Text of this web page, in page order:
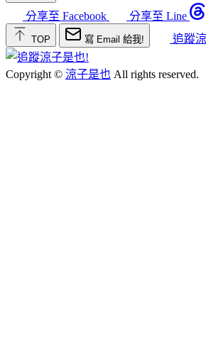
分享至 Facebook 分享至 Line
TOP 寫 Email 給我! 追蹤
Copyright © 涼子是也 All rights reserved.